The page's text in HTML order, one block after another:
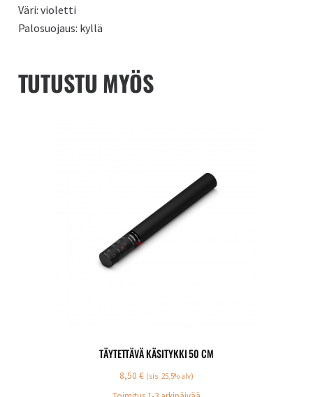
Väri: violetti
Palosuojaus: kyllä
TUTUSTU MYÖS
TÄYTETTÄVÄ KÄSITYKKI 50 CM
8,50 € (sis. 25,5% alv)